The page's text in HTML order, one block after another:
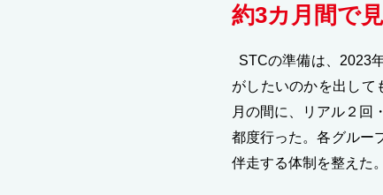
約3カ月間で
STCの準備は、2023
がしたいのかを出して
月の間に、リアル２回
都度行った。各グルー
伴走する体制を整えた。